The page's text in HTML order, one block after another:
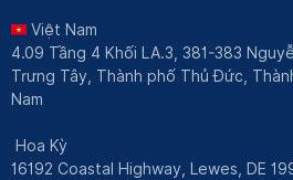
Việt Nam
4.09 Tầng 4 Khối LA.3, 381-383
Trưng Tây, Thành phố Thủ Đức,
Nam
Hoa Kỳ
16192 Coastal Highway, Lewes, DE